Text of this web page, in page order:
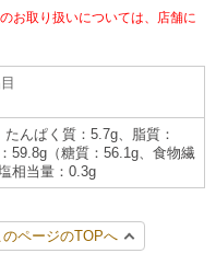
お取り扱いについては、店舗に
んぱく質：5.7g、脂質：
59.8g（糖質：56.1g、食物繊
相当量：0.3g
のページのTOPへ